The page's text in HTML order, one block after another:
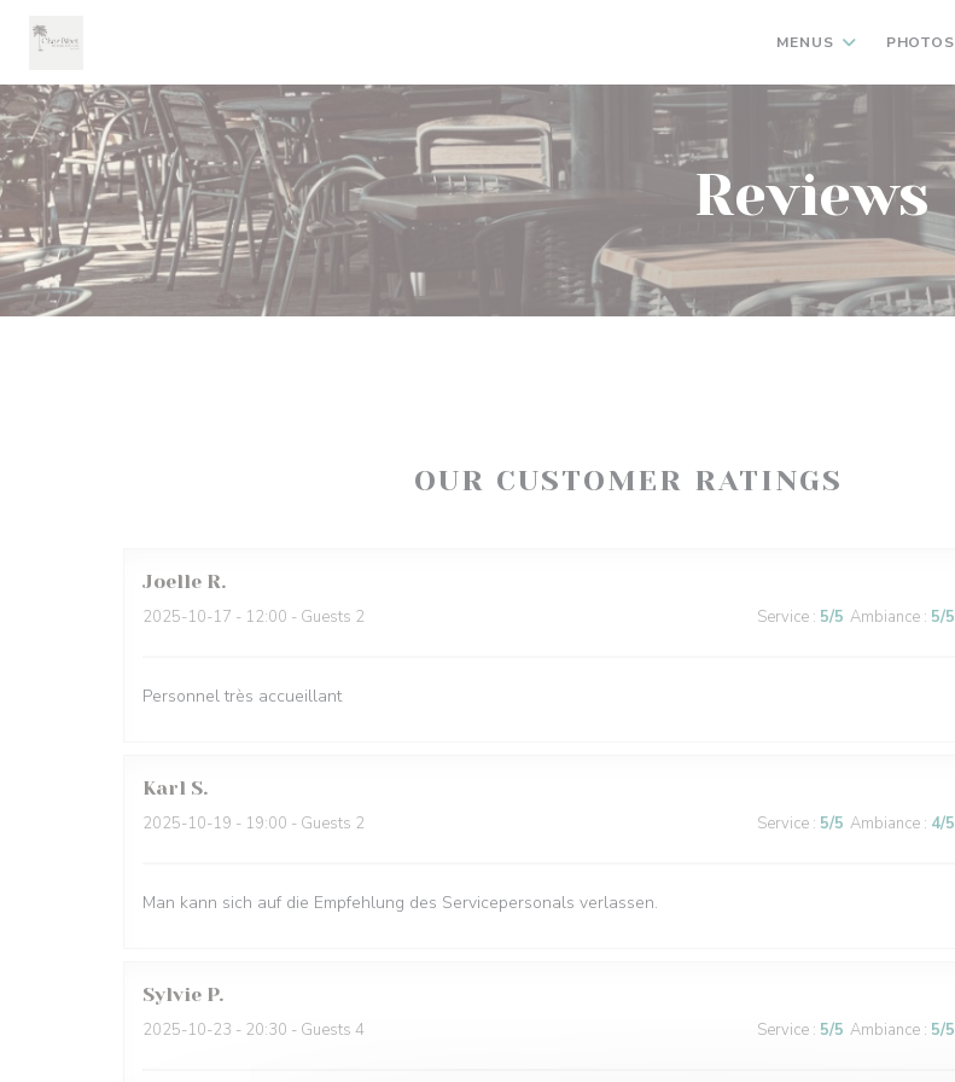
MENUS PHOTOS
Reviews
OUR CUSTOMER RATINGS
Joelle R
2025-10-17 - 12:00 - Guests 2 Service : 5/5 Ambiance : 5/5
Personnel très accueillant
Karl S
2025-10-19 - 19:00 - Guests 2 Service : 5/5 Ambiance : 4/5
Man kann sich auf die Empfehlung des Servicepersonals verlassen.
Sylvie P
2025-10-23 - 20:30 - Guests 4 Service : 5/5 Ambiance : 5/5